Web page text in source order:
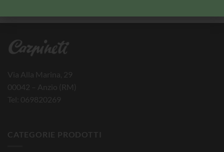
Via Alla Marina, 29
00042 – Anzio (RM)
Tel: 069820269
CATEGORIE PRODOTTI